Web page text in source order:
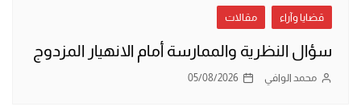
قضايا وآراء مقالات
سؤال النظرية والممارسة أمام الانهيار المزدوج
محمد الوافي 05/08/2026